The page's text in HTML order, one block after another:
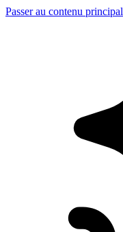
Passer au contenu principal